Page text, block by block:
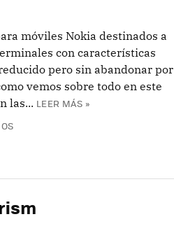
móviles Nokia destinados a
con características
pero sin abandonar por
vemos sobre todo en este
las... LEER MÁS »